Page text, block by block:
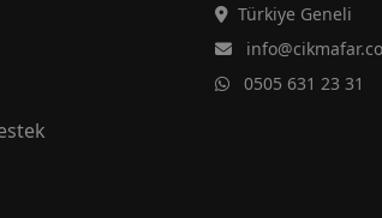
Türkiye Geneli
0505 631 23 31